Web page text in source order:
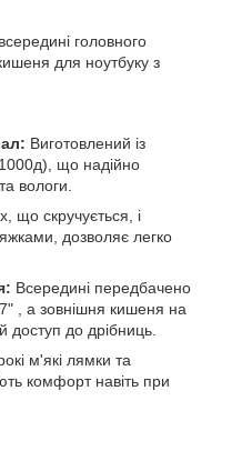
головного
для ноутбуку з
Виготовлений із
що надійно
вологи.
що скручується, і
дозволяє легко
Всередині передбачено
, а зовнішня кишеня на
доступ до дрібниць.
м'які лямки та
комфорт навіть при